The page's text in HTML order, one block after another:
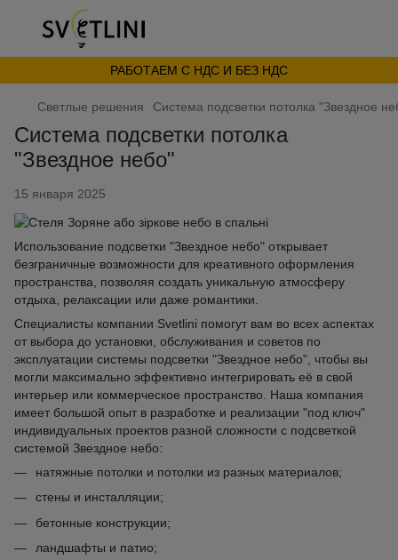
РАБОТАЕМ С НДС И БЕЗ НДС
Светлые решения Система подсветки потолка "Звездное
Система подсветки потолка
"Звездное небо"
15 января 2025
Использование подсветки "Звездное небо" открывает
безграничные возможности для креативного оформления
пространства, позволяя создать уникальную атмосферу
отдыха, релаксации или даже романтики.
Специалисты компании Svetlini помогут вам во всех аспектах
от выбора до установки, обслуживания и советов по
эксплуатации системы подсветки "Звездное небо", чтобы вы
могли максимально эффективно интегрировать её в свой
интерьер или коммерческое пространство. Наша компания
имеет большой опыт в разработке и реализации "под ключ"
индивидуальных проектов разной сложности с подсветкой
системой Звездное небо:
натяжные потолки и потолки из разных материалов;
стены и инсталляции;
бетонные конструкции;
ландшафты и патио;